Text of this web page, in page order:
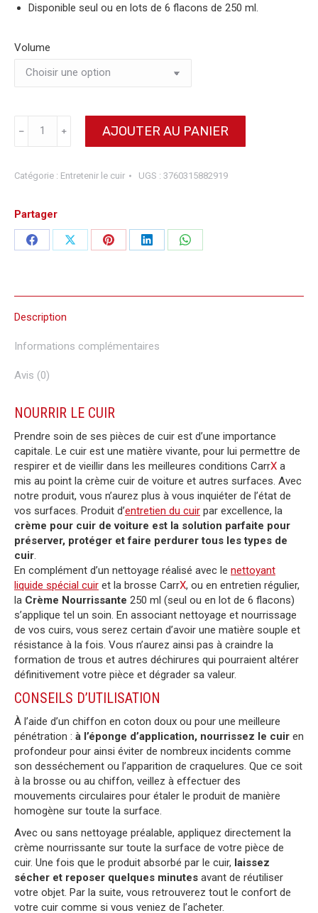
Disponible seul ou en lots de 6 flacons de 250 ml.
Volume
pour
cuir
﹣ ﹢ AJOUTER AU PANIER
Catégorie : Entretenir le cuir UGS : 3760315882919
Partager
PartagerPartagerPartagerPartagerPartager
Description
Informations complémentaires
Avis (0)
NOURRIR LE CUIR
Prendre soin de ses pièces de cuir est d’une importance
capitale. Le cuir est une matière vivante, pour lui permettre de
respirer et de vieillir dans les meilleures conditions CarrX a
mis au point la crème cuir de voiture et autres surfaces. Avec
notre produit, vous n’aurez plus à vous inquiéter de l’état de
vos surfaces. Produit d’entretien du cuir par excellence, la
crème pour cuir de voiture est la solution parfaite pour
préserver, protéger et faire perdurer tous les types de
cuir
En complément d’un nettoyage réalisé avec le nettoyant
liquide spécial cuir et la brosse CarrX, ou en entretien régulier,
la Crème Nourrissante 250 ml (seul ou en lot de 6 flacons)
s’applique tel un soin. En associant nettoyage et nourrissage
de vos cuirs, vous serez certain d’avoir une matière souple et
résistance à la fois. Vous n’aurez ainsi pas à craindre la
formation de trous et autres déchirures qui pourraient altérer
définitivement votre pièce et dégrader sa valeur.
CONSEILS D’UTILISATION
À l’aide d’un chiffon en coton doux ou pour une meilleure
pénétration : à l’éponge d’application, nourrissez le cuir en
profondeur pour ainsi éviter de nombreux incidents comme
son desséchement ou l’apparition de craquelures. Que ce soit
à la brosse ou au chiffon, veillez à effectuer des
mouvements circulaires pour étaler le produit de manière
homogène sur toute la surface.
Avec ou sans nettoyage préalable, appliquez directement la
crème nourrissante sur toute la surface de votre pièce de
cuir. Une fois que le produit absorbé par le cuir, laissez
sécher et reposer quelques minutes avant de réutiliser
votre objet. Par la suite, vous retrouverez tout le confort de
votre cuir comme si vous veniez de l’acheter.